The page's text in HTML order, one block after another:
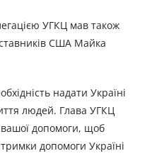
УГКЦ мав також
США Майка
надати Україні
людей. Глава УГКЦ
допомоги, щоб
допомоги Україні